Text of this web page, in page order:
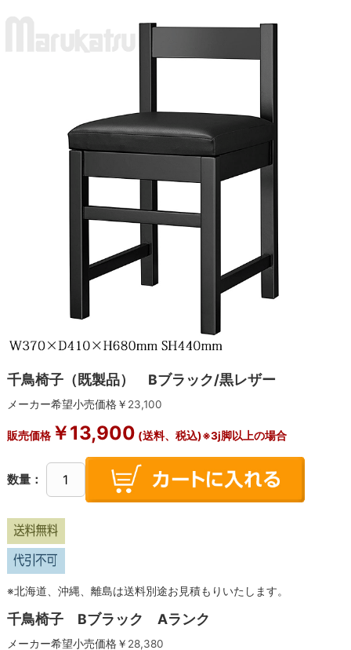
千鳥椅子（既製品） Bブラック/黒レザー
メーカー希望小売価格￥ 23,100
販売価格￥13,900 (送料、税込)※3j脚以上の場合
数量：
※北海道、沖縄、離島は送料別途お見積もりいたします。
千鳥椅子 Bブラック Aランク
メーカー希望小売価格￥ 28,380